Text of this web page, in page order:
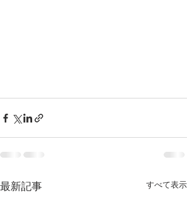
最新記事 すべて表示